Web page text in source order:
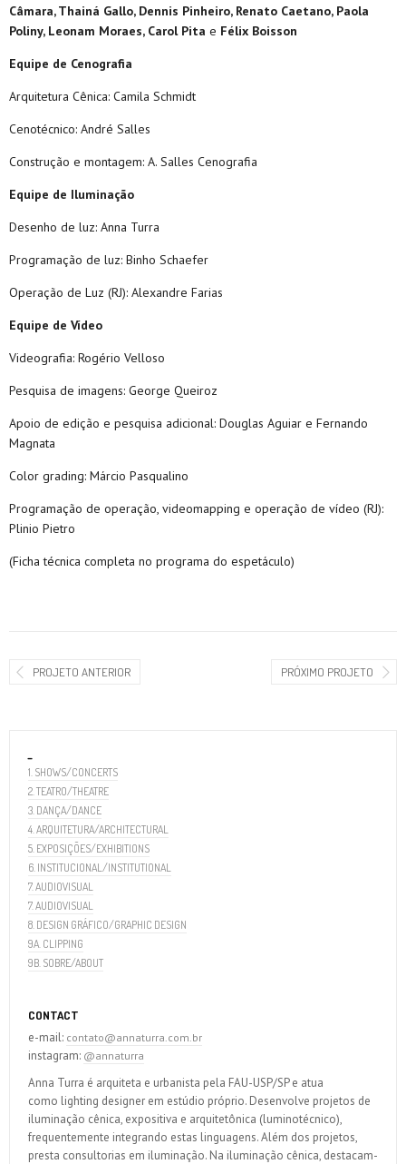
Câmara, Thainá Gallo, Dennis Pinheiro, Renato Caetano, Paola
Poliny, Leonam Moraes, Carol Pita e Félix Boisson
Equipe de Cenografia
Arquitetura Cênica: Camila Schmidt
Cenotécnico: André Salles
Construção e montagem: A. Salles Cenografia
Equipe de Iluminação
Desenho de luz: Anna Turra
Programação de luz: Binho Schaefer
Operação de Luz (RJ): Alexandre Farias
Equipe de Vídeo
Videografia: Rogério Velloso
Pesquisa de imagens: George Queiroz
Apoio de edição e pesquisa adicional: Douglas Aguiar e Fernando
Magnata
Color grading: Márcio Pasqualino
Programação de operação, videomapping e operação de vídeo (RJ):
Plinio Pietro
(Ficha técnica completa no programa do espetáculo)
PRÓXIMO PROJETO
PROJETO ANTERIOR
1. SHOWS/CONCERTS
2. TEATRO/THEATRE
3. DANÇA/DANCE
4. ARQUITETURA/ARCHITECTURAL
5. EXPOSIÇÕES/EXHIBITIONS
6. INSTITUCIONAL/INSTITUTIONAL
7. AUDIOVISUAL
7. AUDIOVISUAL
8. DESIGN GRÁFICO/GRAPHIC DESIGN
9A. CLIPPING
9B. SOBRE/ABOUT
CONTACT
e-mail: contato@annaturra.com.br
instagram: @annaturra
Anna Turra é arquiteta e urbanista pela FAU-USP/SP e atua
como lighting designer em estúdio próprio. Desenvolve projetos de
iluminação cênica, expositiva e arquitetônica (luminotécnico),
frequentemente integrando estas linguagens. Além dos projetos,
presta consultorias em iluminação. Na iluminação cênica, destacam-